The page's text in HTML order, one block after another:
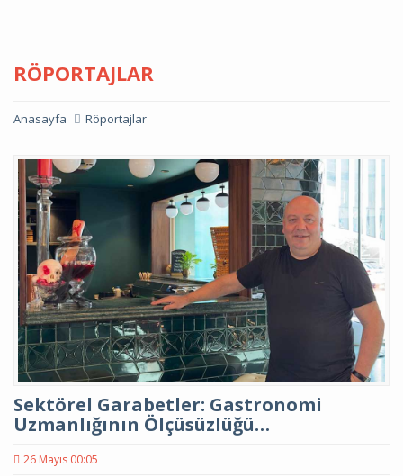
RÖPORTAJLAR
Anasayfa Röportajlar
Sektörel Garabetler: Gastronomi
Uzmanlığının Ölçüsüzlüğü…
26 Mayıs 00:05